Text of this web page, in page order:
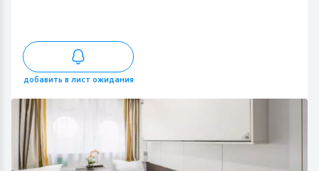
добавить в лист ожидания